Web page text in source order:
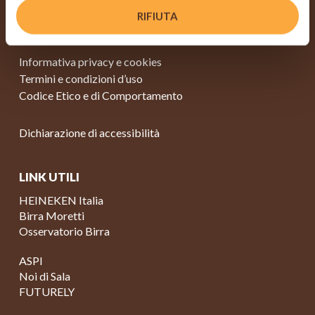
RIFIUTA
Informativa privacy e cookies
Termini e condizioni d’uso
Codice Etico e di Comportamento
Dichiarazione di accessibilità
LINK UTILI
HEINEKEN Italia
Birra Moretti
Osservatorio Birra
ASPI
Noi di Sala
FUTURELY